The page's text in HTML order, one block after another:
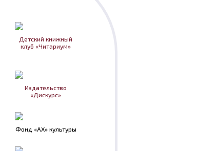
Детский книжный
клуб «Читариум»
Издательство
«Дискурс»
Фонд «АХ» культуры